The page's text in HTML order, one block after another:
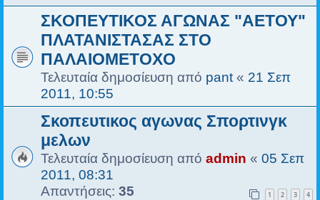
ΣΚΟΠΕΥΤΙΚΟΣ ΑΓΩΝΑΣ "ΑΕΤΟΥ"
ΠΛΑΤΑΝΙΣΤΑΣΑΣ ΣΤΟ
ΠΑΛΑΙΟΜΕΤΟΧΟ
Τελευταία δημοσίευση από pant « 21 Σεπ
2011, 10:55
Σκοπευτικος αγωνας Σπορτινγκ
μελων
Τελευταία δημοσίευση από admin « 05 Σεπ
2011, 08:31
Απαντήσεις: 35 1 2 3 4